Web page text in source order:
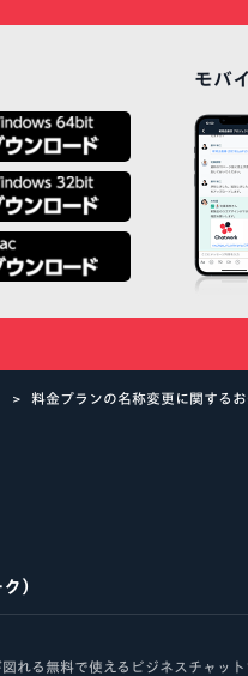
モバ
料金プランの名称変更に関する
）
る無料で使えるビジネスチャット